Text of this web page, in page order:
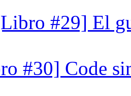
#29] El
#30] Code